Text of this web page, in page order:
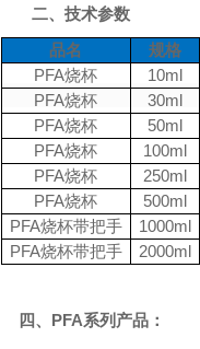
二、技术参数
品名
规格
PFA烧杯
10ml
PFA烧杯
30ml
PFA烧杯
50ml
PFA烧杯
100ml
PFA烧杯
250ml
PFA烧杯
500ml
PFA烧杯带把手
1000ml
PFA烧杯带把手 2000ml
四、 PFA系列产品：